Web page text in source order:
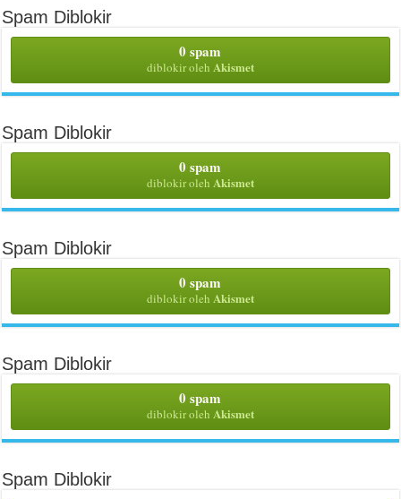
Spam Diblokir
0 spam
diblokir oleh Akismet
Spam Diblokir
0 spam
diblokir oleh Akismet
Spam Diblokir
0 spam
diblokir oleh Akismet
Spam Diblokir
0 spam
diblokir oleh Akismet
Spam Diblokir